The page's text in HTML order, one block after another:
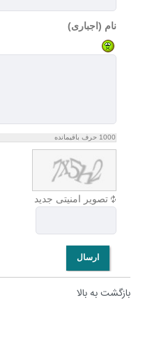
نام (اجباری)
1000 حرف باقیمانده
تصویر امنیتی جدید
ارسال
بازگشت به بالا